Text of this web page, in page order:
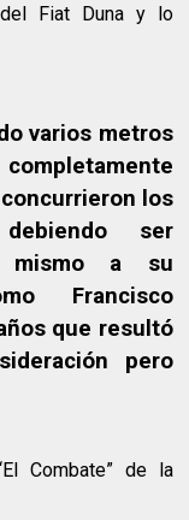
Fiat Duna y lo
varios metros
los
ser
mismo a su
Francisco
que resultó
pero
Combate” de la